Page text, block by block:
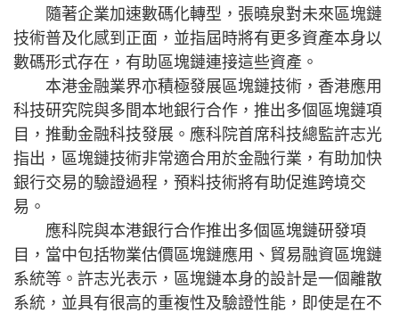
隨著企業加速數碼化轉型，張曉泉對未來區塊鏈
技術普及化感到正面，並指屆時將有更多資產本身以
數碼形式存在，有助區塊鏈連接這些資產。
本港金融業界亦積極發展區塊鏈技術，香港應用
科技研究院與多間本地銀行合作，推出多個區塊鏈項
目，推動金融科技發展。應科院首席科技總監許志光
指出，區塊鏈技術非常適合用於金融行業，有助加快
銀行交易的驗證過程，預料技術將有助促進跨境交
易。
應科院與本港銀行合作推出多個區塊鏈研發項
目，當中包括物業估價區塊鏈應用、貿易融資區塊鏈
系統等。許志光表示，區塊鏈本身的設計是一個離散
系統，並具有很高的重複性及驗證性能，即使是在不